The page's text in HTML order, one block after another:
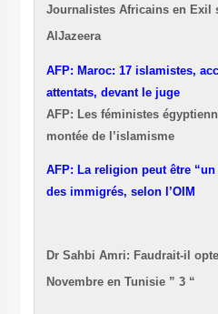
Journalistes Africains en Exil
AlJazeera
AFP: Maroc: 17 islamistes,
attentats, devant le juge
AFP: Les féministes
montée de l’islamisme
AFP: La religion peut être
des immigrés, selon l’OIM
Dr Sahbi Amri: Faudrait-il
Novembre en Tunisie ” 3 “